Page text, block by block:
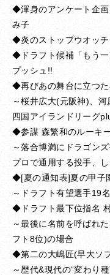
◆渾身のアンケート企
み子
◆炎のストップウオッ
◆ドラフト候補「もう
プッシュ!!
◆再びあの舞台に立つた
～桜井広大(元阪神)、
四国アイランドリーグ
◆参謀 森繁和のルーキ
～落合博満にドラゴン
プロで通用する投手、
◆[夏の通知表]夏の甲子
～ドラフト有望選手19
◆ドラフト最下位指名
～最後に名前を呼ばれ
フト8位)の場合
◆第二の大嶋匠(早大ソ
～歴代&現代の“変わり種